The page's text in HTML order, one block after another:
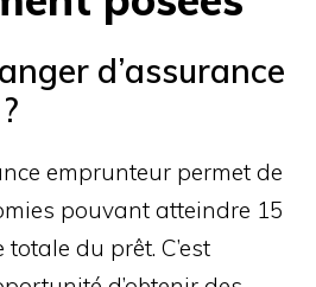
d’assurance
emprunteur permet de
pouvant atteindre 15
du prêt. C’est